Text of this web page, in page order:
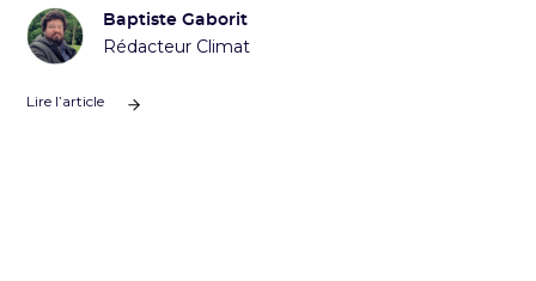
Baptiste Gaborit
Rédacteur Climat
Lire l’article